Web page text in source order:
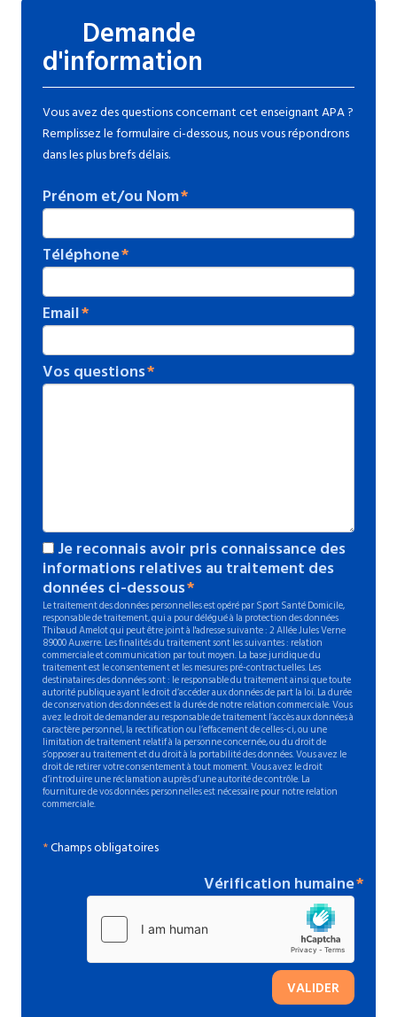
Demande
d'information
Vous avez des questions concernant cet enseignant APA ?
Remplissez le formulaire ci-dessous, nous vous répondrons
dans les plus brefs délais.
Prénom et/ou Nom
Téléphone
Email
Vos questions
Je reconnais avoir pris connaissance des
informations relatives au traitement des
données ci-dessous
Le traitement des données personnelles est opéré par Sport Santé Domicile,
responsable de traitement, qui a pour délégué à la protection des données
Thibaud Amelot qui peut être joint à l'adresse suivante : 2 Allée Jules Verne
89000 Auxerre. Les finalités du traitement sont les suivantes : relation
commerciale et communication par tout moyen. La base juridique du
traitement est le consentement et les mesures pré-contractuelles. Les
destinataires des données sont : le responsable du traitement ainsi que toute
autorité publique ayant le droit d’accéder aux données de part la loi. La durée
de conservation des données est la durée de notre relation commerciale. Vous
avez le droit de demander au responsable de traitement l’accès aux données à
caractère personnel, la rectification ou l’effacement de celles-ci, ou une
limitation de traitement relatif à la personne concernée, ou du droit de
s’opposer au traitement et du droit à la portabilité des données. Vous avez le
droit de retirer votre consentement à tout moment. Vous avez le droit
d’introduire une réclamation auprès d’une autorité de contrôle. La
fourniture de vos données personnelles est nécessaire pour notre relation
commerciale.
*Champs obligatoires
Vérification humaine
VALIDER